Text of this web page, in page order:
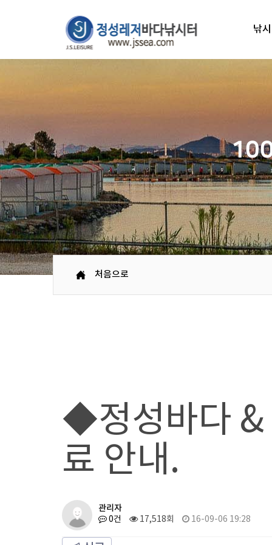
낚
처음으로
◆정성바다 &
료 안내.
관리자
0건 17,518회 16-09-06 19:28